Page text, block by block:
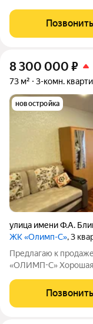
совмещена со
( без стояков).
Позвонить
8 300 000 ₽
73 м² 3-комн.
новостройка
улица имени Ф.А.
ЖК «Олимп-С», 3
Предлагаю к
«ОЛИМП-С» Хорошая
выходят на две
Выполнен
Позвонить